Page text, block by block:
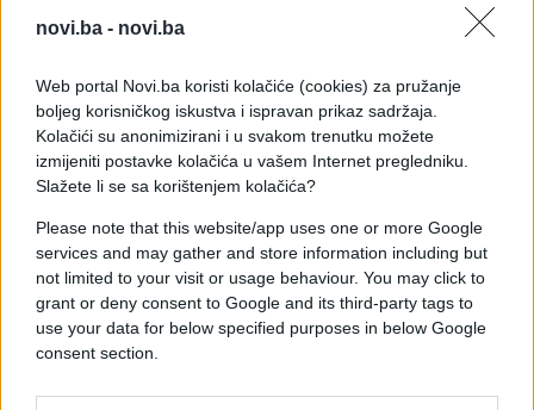
novi.ba - novi.ba
Web portal Novi.ba koristi kolačiće (cookies) za pružanje
boljeg korisničkog iskustva i ispravan prikaz sadržaja.
Kolačići su anonimizirani i u svakom trenutku možete
izmijeniti postavke kolačića u vašem Internet pregledniku.
Slažete li se sa korištenjem kolačića?
Please note that this website/app uses one or more Google
services and may gather and store information including but
not limited to your visit or usage behaviour. You may click to
grant or deny consent to Google and its third-party tags to
use your data for below specified purposes in below Google
consent section.
trenutna konstelacija favorizuje zemlju i vodu, a Bik
dvanaestog dana energija se pomera ka vazdušnim
znacima i tempo se drastično menja.
Zato sve što planirate da pokrenete oko para, od
važnih dogovora do potpisa, gurnite u ovaj uski
prođe, čekaće znatno duže na sledeću ovakvu
priliku za finansijski spas.
Kako da ne propustite svoj trenutak
Najveći problem u narednim danima neće biti